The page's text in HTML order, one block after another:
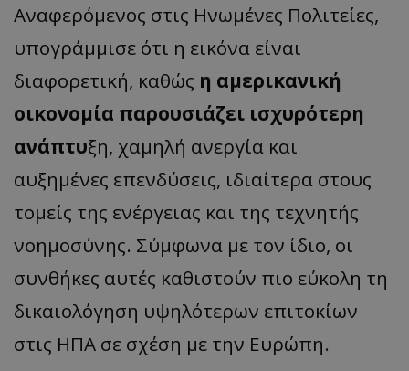
Αναφερόμενος στις Ηνωμένες Πολιτείες,
υπογράμμισε ότι η εικόνα είναι
διαφορετική, καθώς η αμερικανική
οικονομία παρουσιάζει ισχυρότερη
ανάπτυξη, χαμηλή ανεργία και
αυξημένες επενδύσεις, ιδιαίτερα στους
τομείς της ενέργειας και της τεχνητής
νοημοσύνης. Σύμφωνα με τον ίδιο, οι
συνθήκες αυτές καθιστούν πιο εύκολη τη
δικαιολόγηση υψηλότερων επιτοκίων
στις ΗΠΑ σε σχέση με την Ευρώπη.